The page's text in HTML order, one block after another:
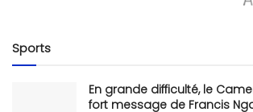
Sports
En grande difficulté, le
fort message de Francis